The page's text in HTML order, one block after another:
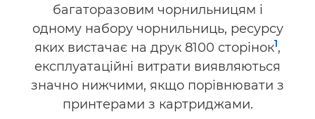
багаторазовим чорнильницям і
одному набору чорнильниць, ресурсу
яких вистачає на друк 8100 сторінок1,
експлуатаційні витрати виявляються
значно нижчими, якщо порівнювати з
принтерами з картриджами.